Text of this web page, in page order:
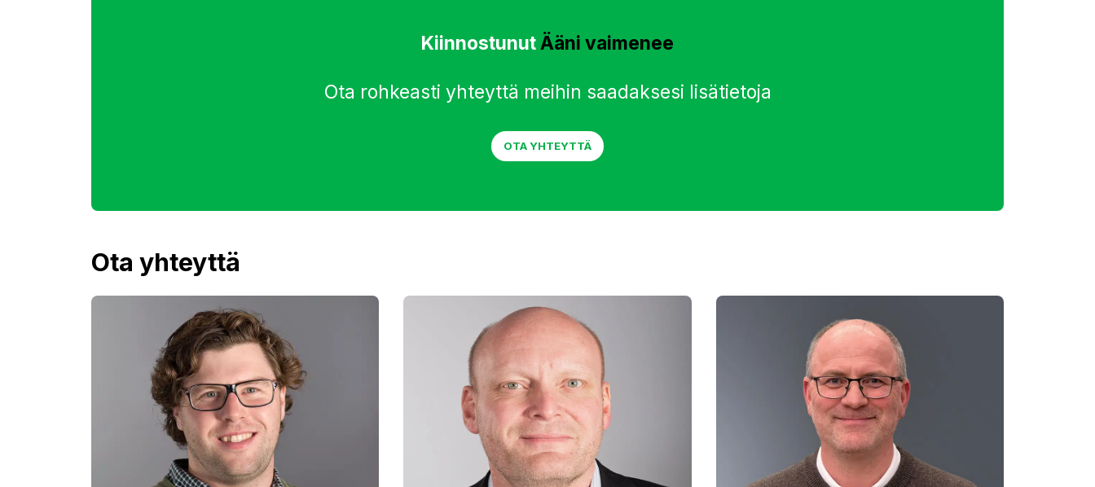
Kiinnostunut Ääni vaimenee
Ota rohkeasti yhteyttä meihin saadaksesi lisätietoja
OTA YHTEYTTÄ
Ota yhteyttä